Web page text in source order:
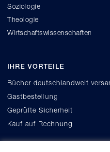
Soziologie
Theologie
Wirtschaftswissenschaften
IHRE VORTEILE
Bücher deutschlandweit
Gastbestellung
Geprüfte Sicherheit
Kauf auf Rechnung